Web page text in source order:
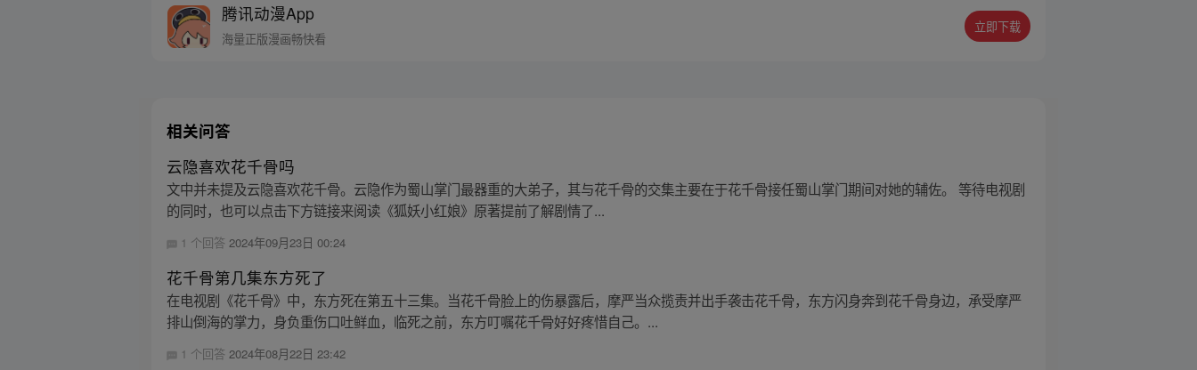
腾讯动漫App
海量正版漫画畅快看
立即下载
相关问答
云隐喜欢花千骨吗
文中并未提及云隐喜欢花千骨。云隐作为蜀山掌门最器重的大弟子，其与花千骨的交集主要在于花千骨接任蜀山掌门期间对她的辅佐。 等待电视剧
的同时，也可以点击下方链接来阅读《狐妖小红娘》原著提前了解剧情了...
1 个回答2024年09月23日 00:24
花千骨第几集东方死了
在电视剧《花千骨》中，东方死在第五十三集。当花千骨脸上的伤暴露后，摩严当众揽责并出手袭击花千骨，东方闪身奔到花千骨身边，承受摩严
排山倒海的掌力，身负重伤口吐鲜血，临死之前，东方叮嘱花千骨好好疼惜自己。...
1 个回答2024年08月22日 23:42